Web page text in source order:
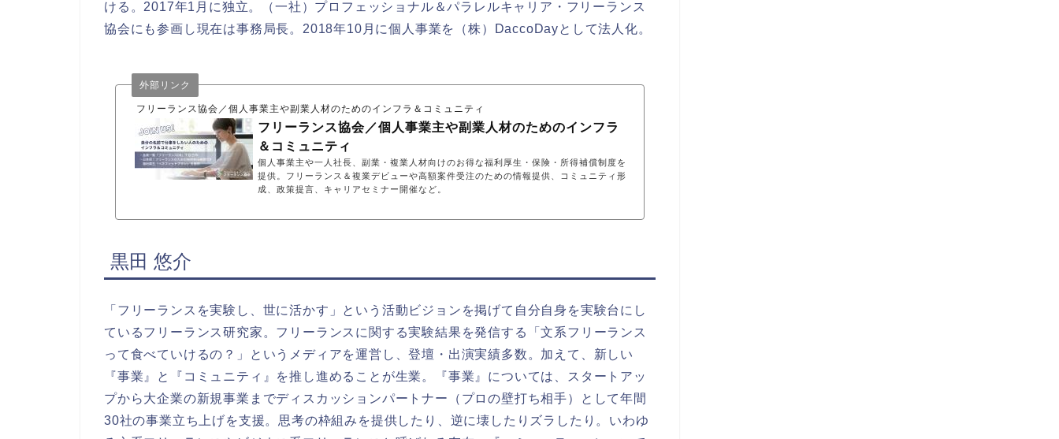
ける。2017年1月に独立。（一社）プロフェッショナル＆パラレルキャリア・フリーランス
協会にも参画し現在は事務局長。2018年10月に個人事業を（株）DaccoDayとして法人化。
フリーランス協会／個人事業主や副業人材のためのインフラ＆コミュニティ
外部リンク
フリーランス協会／個人事業主や副業人材のためのインフラ
＆コミュニティ
個人事業主や一人社長、副業・複業人材向けのお得な福利厚生・保険・所得補償制度を
提供。フリーランス＆複業デビューや高額案件受注のための情報提供、コミュニティ形
成、政策提言、キャリアセミナー開催など。
黒田 悠介
「フリーランスを実験し、世に活かす」という活動ビジョンを掲げて自分自身を実験台にし
ているフリーランス研究家。フリーランスに関する実験結果を発信する「文系フリーランス
って食べていけるの？」というメディアを運営し、登壇・出演実績多数。加えて、新しい
『事業』と『コミュニティ』を推し進めることが生業。『事業』については、スタートアッ
プから大企業の新規事業までディスカッションパートナー（プロの壁打ち相手）として年間
30社の事業立ち上げを支援。思考の枠組みを提供したり、逆に壊したりズラしたり。いわゆ